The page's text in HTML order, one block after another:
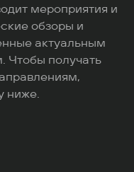
мероприятия и
обзоры и
актуальным
Чтобы получать
ниже.